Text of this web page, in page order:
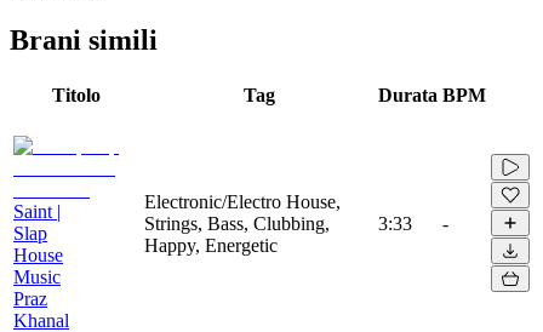
Brani simili
Titolo Tag Durata BPM
Saint |
Slap
House
Music
Praz
Khanal
Electronic/Electro House,
Strings, Bass, Clubbing,
Happy, Energetic
3:33 -